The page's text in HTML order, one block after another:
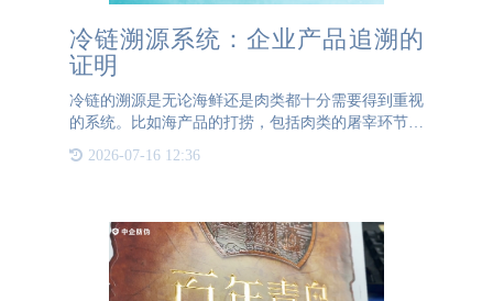
冷链溯源系统：企业产品追溯的
证明
冷链的溯源是无论海鲜还是肉类都十分需要得到重视
的系统。比如海产品的打捞，包括肉类的屠宰环节，
都需要进行详细的记录和上传。这些信息由企业或商
家负责收集并上传至冷链溯源系统中。系统中的信息
2026-07-16 12:36